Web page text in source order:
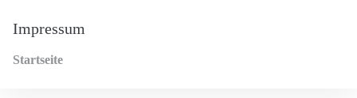
Impressum
Startseite